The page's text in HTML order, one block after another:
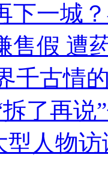
下一城
售假 遭
千古情
了再说
型人物